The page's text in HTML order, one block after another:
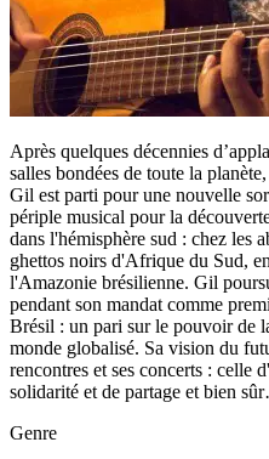
Après quelques décennies
salles bondées de toute la
Gil est parti pour une nouvelle
périple musical pour la
dans l'hémisphère sud : chez les
ghettos noirs d'Afrique du Sud,
l'Amazonie brésilienne. Gil
pendant son mandat comme
Brésil : un pari sur le pouvoir de
monde globalisé. Sa vision du
rencontres et ses concerts : celle
solidarité et de partage et bien
Genre